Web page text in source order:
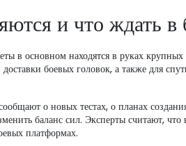
и что ждать
в основном находятся в руках
боевых головок, а также для
о новых тестах, о планах
баланс сил. Эксперты считают,
платформах.